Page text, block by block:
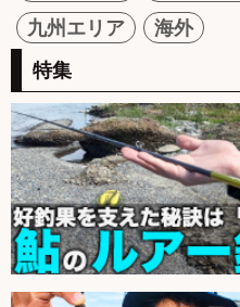
九州エリア
海外
特集